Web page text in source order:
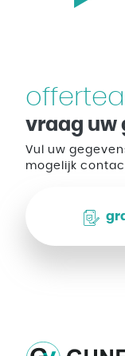
vraag uw
Vul uw
mogelijk